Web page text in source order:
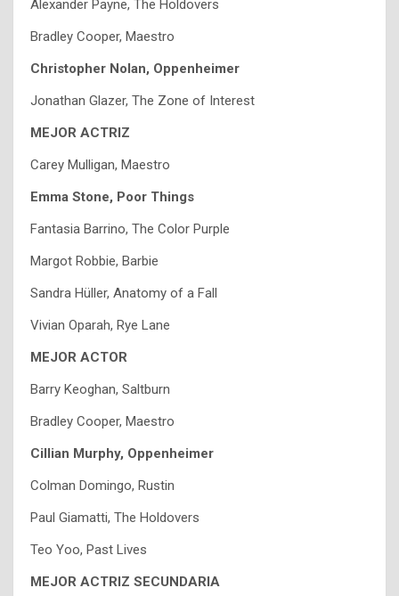
Alexander Payne, The Holdovers
Bradley Cooper, Maestro
Christopher Nolan, Oppenheimer
Jonathan Glazer, The Zone of Interest
MEJOR ACTRIZ
Carey Mulligan, Maestro
Emma Stone, Poor Things
Fantasia Barrino, The Color Purple
Margot Robbie, Barbie
Sandra Hüller, Anatomy of a Fall
Vivian Oparah, Rye Lane
MEJOR ACTOR
Barry Keoghan, Saltburn
Bradley Cooper, Maestro
Cillian Murphy, Oppenheimer
Colman Domingo, Rustin
Paul Giamatti, The Holdovers
Teo Yoo, Past Lives
MEJOR ACTRIZ SECUNDARIA